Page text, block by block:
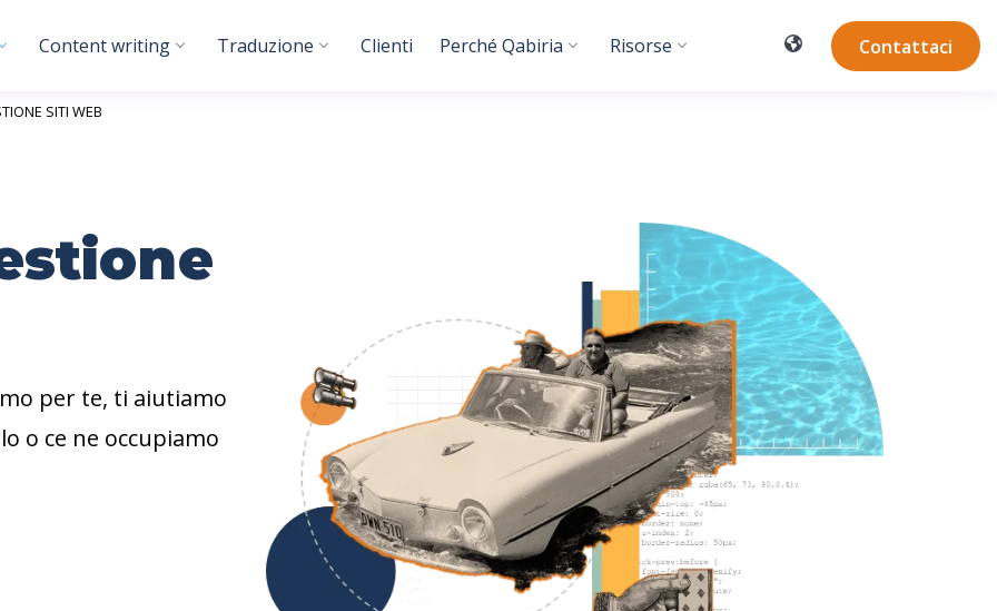
Content writing Traduzione Clienti Perché Qabiria Risorse Contattaci
SITI WEB
per te, ti aiutiamo
o ce ne occupiamo